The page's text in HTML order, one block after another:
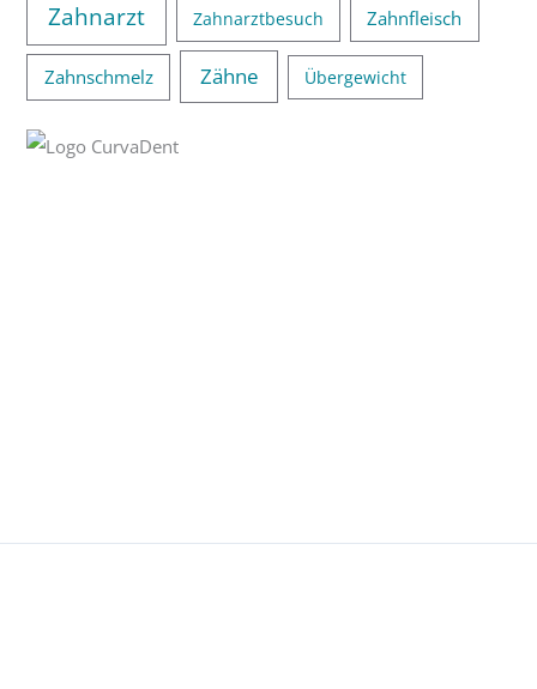
Zahnarzt Zahnarztbesuch Zahnfleisch
Zahnschmelz Zähne Übergewicht